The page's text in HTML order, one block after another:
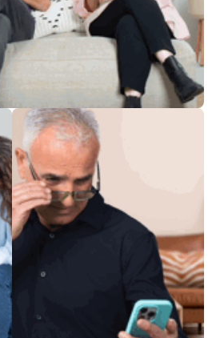
אורח חיים בריא